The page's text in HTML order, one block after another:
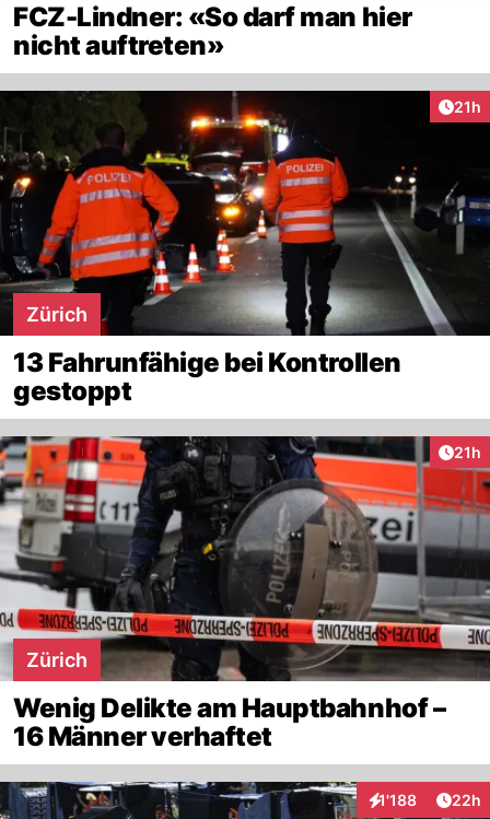
FCZ-Lindner: «So darf man hier
nicht auftreten»
21h
Zürich
13 Fahrunfähige bei Kontrollen
gestoppt
21h
Zürich
Wenig Delikte am Hauptbahnhof –
16 Männer verhaftet
1'188
Interaktionen22h